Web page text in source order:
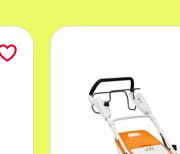
zdolność krycia,